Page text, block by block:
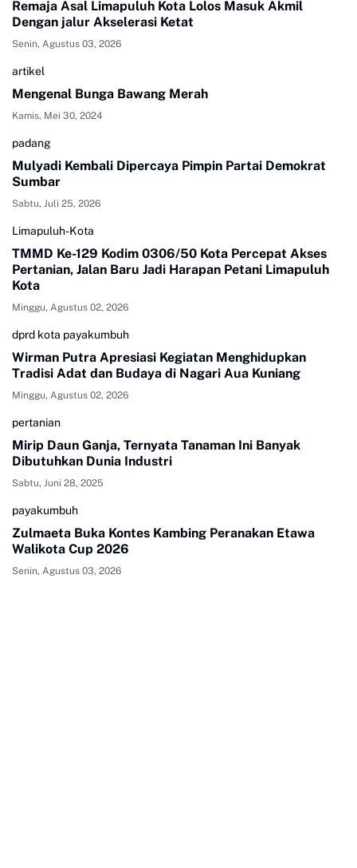
Remaja Asal Limapuluh Kota Lolos Masuk Akmil
Dengan jalur Akselerasi Ketat
Senin, Agustus 03, 2026
artikel
Mengenal Bunga Bawang Merah
Kamis, Mei 30, 2024
padang
Mulyadi Kembali Dipercaya Pimpin Partai Demokrat
Sumbar
Sabtu, Juli 25, 2026
Limapuluh-Kota
TMMD Ke-129 Kodim 0306/50 Kota Percepat Akses
Pertanian, Jalan Baru Jadi Harapan Petani Limapuluh
Kota
Minggu, Agustus 02, 2026
dprd kota payakumbuh
Wirman Putra Apresiasi Kegiatan Menghidupkan
Tradisi Adat dan Budaya di Nagari Aua Kuniang
Minggu, Agustus 02, 2026
pertanian
Mirip Daun Ganja, Ternyata Tanaman Ini Banyak
Dibutuhkan Dunia Industri
Sabtu, Juni 28, 2025
payakumbuh
Zulmaeta Buka Kontes Kambing Peranakan Etawa
Walikota Cup 2026
Senin, Agustus 03, 2026